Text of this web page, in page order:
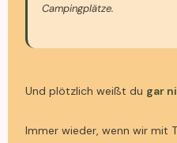
Campingplätze.
Und plötzlich weißt du gar
Immer wieder, wenn wir mit